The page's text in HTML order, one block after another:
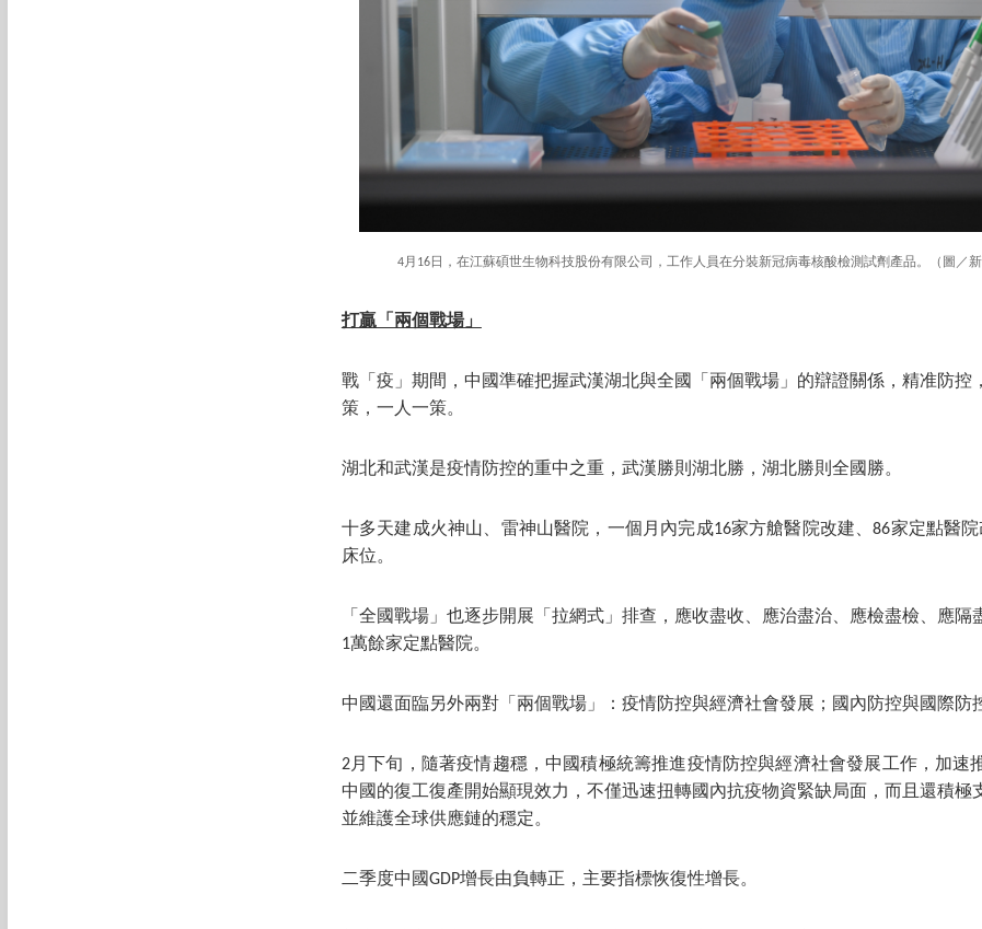
4月16日，在江蘇碩世生物科技股份有限公司，工作人員在分裝新冠病毒核酸檢測試劑產品。（圖／新
打贏「兩個戰場」
戰「疫」期間，中國準確把握武漢湖北與全國「兩個戰場」的辯證關係，精准防控
策，一人一策。
湖北和武漢是疫情防控的重中之重，武漢勝則湖北勝，湖北勝則全國勝。
十多天建成火神山、雷神山醫院，一個月內完成16家方艙醫院改建、86家定點醫
床位。
「全國戰場」也逐步開展「拉網式」排查，應收盡收、應治盡治、應檢盡檢、應隔
1萬餘家定點醫院。
中國還面臨另外兩對「兩個戰場」：疫情防控與經濟社會發展；國內防控與國際防
2月下旬，隨著疫情趨穩，中國積極統籌推進疫情防控與經濟社會發展工作，加速
中國的復工復產開始顯現效力，不僅迅速扭轉國內抗疫物資緊缺局面，而且還積極
並維護全球供應鏈的穩定。
二季度中國GDP增長由負轉正，主要指標恢復性增長。